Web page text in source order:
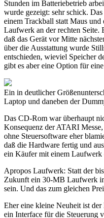
Stunden im Batteriebetrieb
wurde gezeigt: sehr schick.
einem Trackball statt Maus
Laufwerk an der rechten Seite.
daß das Gerät vor Mitte
über die Ausstattung wurde
entschieden, wieviel Speicher
gibt es aber eine Option für
Ein in deutlicher
Laptop und daneben der
Das CD-Rom war überhaupt
Konsequenz der ATARI
ohne Steuersoftware eher
daß die Hardware fertig und
ein Käufer mit einem Laufwerk
Apropos Laufwerk: Statt der
Zukunft ein 30-MB Laufwerk
sein. Und das zum gleichen
Eher eine kleine Neuheit ist
ein Interface für die Steuerung